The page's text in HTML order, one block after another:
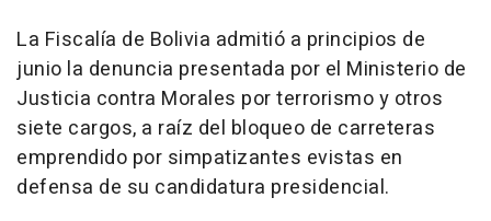
La Fiscalía de Bolivia admitió a principios de
junio la denuncia presentada por el Ministerio de
Justicia contra Morales por terrorismo y otros
siete cargos, a raíz del bloqueo de carreteras
emprendido por simpatizantes evistas en
defensa de su candidatura presidencial.